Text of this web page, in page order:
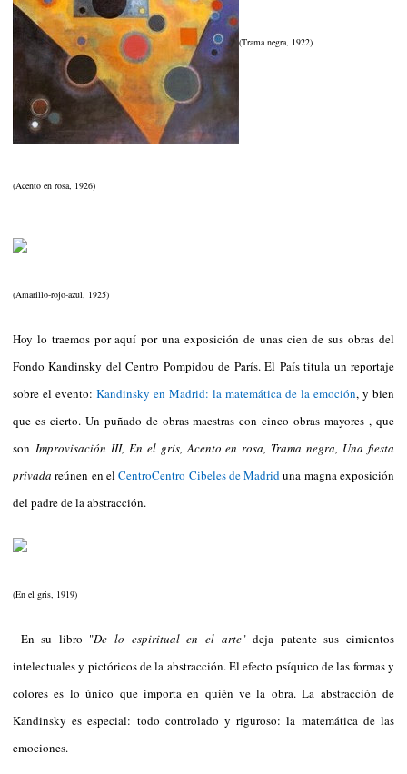
(Acento en rosa, 1926)
(Trama negra, 1922)
(Amarillo-rojo-azul, 1925)
Hoy lo traemos por aquí por una exposición de unas cien de sus obras del
Fondo Kandinsky del Centro Pompidou de París. El País titula un reportaje
sobre el evento: Kandinsky en Madrid: la matemática de la emoción, y bien
que es cierto. Un puñado de obras maestras con cinco obras mayores , que
son Improvisación III, En el gris, Acento en rosa, Trama negra, Una fiesta
privadareúnen en elCentroCentro Cibeles de Madriduna magna exposición
del padre de la abstracción.
(En el gris, 1919)
En su libro "De lo espiritual en el arte" deja patente sus cimientos
intelectuales y pictóricos de la abstracción. El efecto psíquico de las formas y
colores es lo único que importa en quién ve la obra. La abstracción de
Kandinsky es especial: todo controlado y riguroso: la matemática de las
emociones.